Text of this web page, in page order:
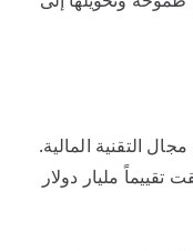
التقنية المالية.
في سبتمبر 2020 وحققت تقييماً مليار دولار